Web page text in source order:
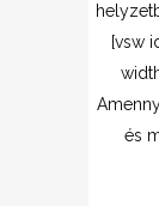
[vsw
és